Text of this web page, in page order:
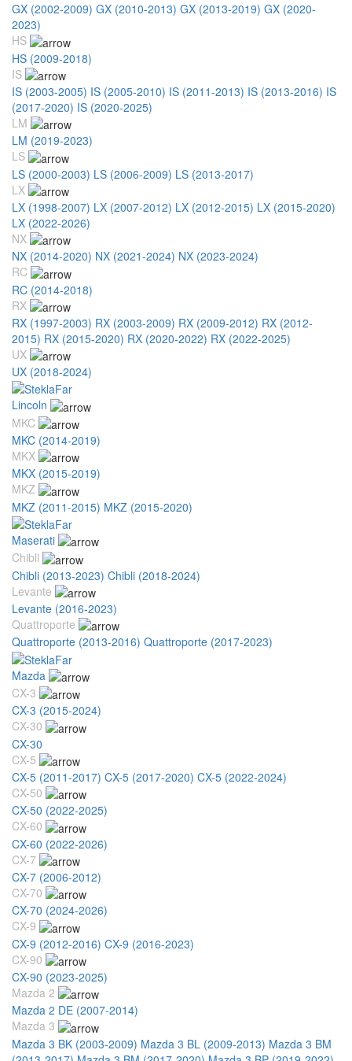
GX (2002-2009) GX (2010-2013) GX (2013-2019) GX (2020-
2023)
HS
HS (2009-2018)
IS
IS (2003-2005) IS (2005-2010) IS (2011-2013) IS (2013-2016) IS
(2017-2020) IS (2020-2025)
LM
LM (2019-2023)
LS
LS (2000-2003) LS (2006-2009) LS (2013-2017)
LX
LX (1998-2007) LX (2007-2012) LX (2012-2015) LX (2015-2020)
LX (2022-2026)
NX
NX (2014-2020) NX (2021-2024) NX (2023-2024)
RC
RC (2014-2018)
RX
RX (1997-2003) RX (2003-2009) RX (2009-2012) RX (2012-
2015) RX (2015-2020) RX (2020-2022) RX (2022-2025)
UX
UX (2018-2024)
Lincoln
MKC
MKC (2014-2019)
MKX
MKX (2015-2019)
MKZ
MKZ (2011-2015) MKZ (2015-2020)
Maserati
Chibli
Chibli (2013-2023) Chibli (2018-2024)
Levante
Levante (2016-2023)
Quattroporte
Quattroporte (2013-2016) Quattroporte (2017-2023)
Mazda
CX-3
CX-3 (2015-2024)
CX-30
CX-30
CX-5
CX-5 (2011-2017) CX-5 (2017-2020) CX-5 (2022-2024)
CX-50
CX-50 (2022-2025)
CX-60
CX-60 (2022-2026)
CX-7
CX-7 (2006-2012)
CX-70
CX-70 (2024-2026)
CX-9
CX-9 (2012-2016) CX-9 (2016-2023)
CX-90
CX-90 (2023-2025)
Mazda 2
Mazda 2 DE (2007-2014)
Mazda 3
Mazda 3 BK (2003-2009) Mazda 3 BL (2009-2013) Mazda 3 BM